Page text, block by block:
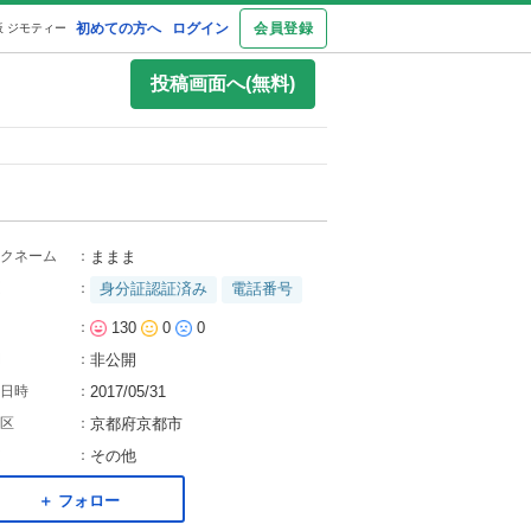
初めての方へ ログイン 会員登録
ジモティー
投稿画面へ(無料)
ネーム ： ままま
： 身分証認証済み 電話番号
： 130 0 0
： 非公開
時 ： 2017/05/31
： 京都府京都市
： その他
＋ フォロー